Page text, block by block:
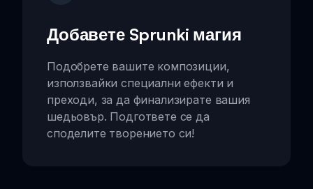
Добавете Sprunki магия
Подобрете вашите композиции,
използвайки специални ефекти и
преходи, за да финализирате вашия
шедьовър. Подгответе се да
споделите творението си!